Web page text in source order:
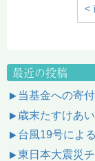
<
最近の投稿
当基金への寄
歳末たすけあ
台風19号によ
東日本大震災